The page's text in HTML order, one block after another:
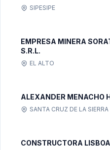
SIPESIPE
EMPRESA MINERA
S.R.L.
EL ALTO
ALEXANDER MENACHO
SANTA CRUZ DE LA SIERRA
CONSTRUCTORA LISBOA